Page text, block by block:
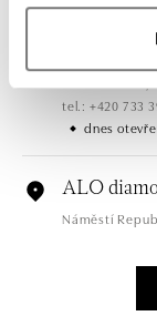
ALO
tel.: +420 733
dnes
ALO
Náměstí
dnes